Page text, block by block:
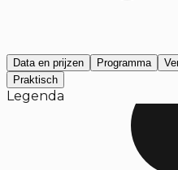
Data en prijzen Programma
Praktisch
Legenda